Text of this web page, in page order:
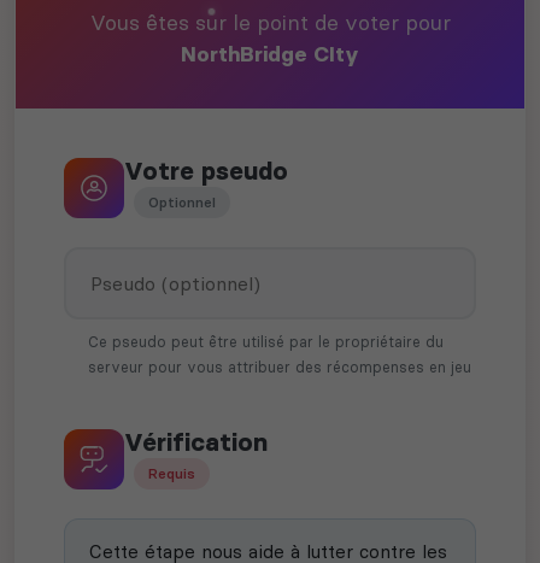
Vous êtes sur le point de voter pour
NorthBridge CIty
Votre pseudo
Optionnel
Ce pseudo peut être utilisé par le propriétaire du
serveur pour vous attribuer des récompenses en jeu
Vérification
Requis
Cette étape nous aide à lutter contre les